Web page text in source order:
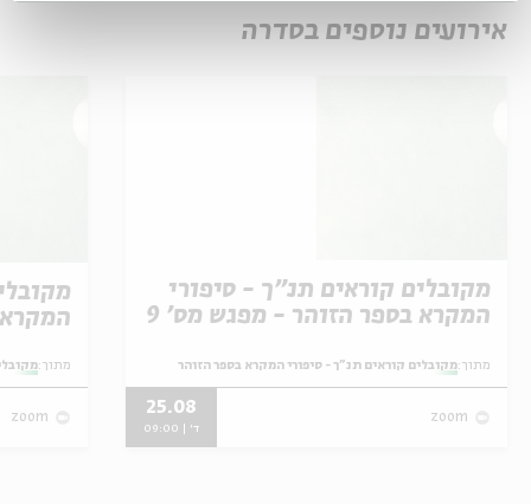
אירועים נוספים בסדרה
מקובלים קוראים תנ"ך - סיפורי
המקרא בספר הזוהר - מפגש מס' 9
מתוך:מקובלים קוראים תנ"ך - סיפורי המקרא בספר הזוהר
zoom
25.08
ד' | 09:00
מתוך:
zoom